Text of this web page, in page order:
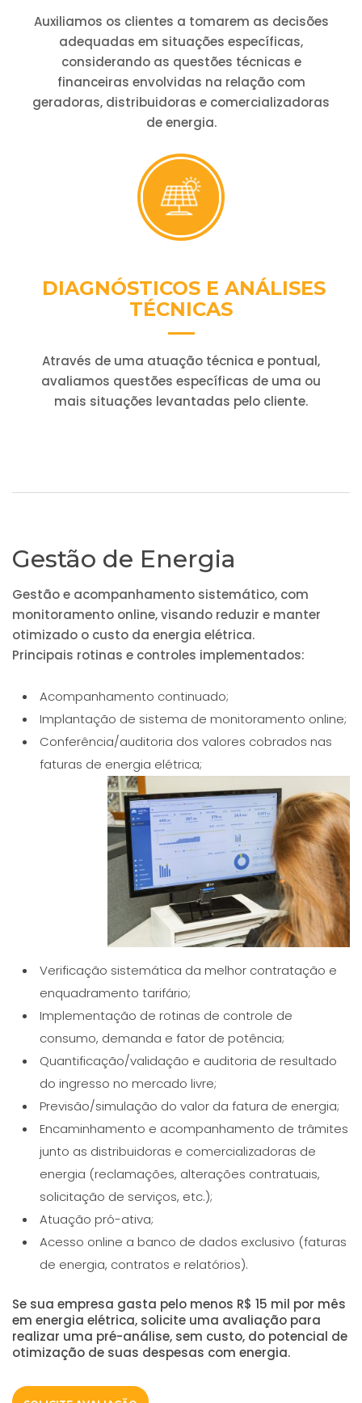
Auxiliamos os clientes a tomarem as decisões
adequadas em situações específicas,
considerando as questões técnicas e
financeiras envolvidas na relação com
geradoras, distribuidoras e comercializadoras
de energia.
DIAGNÓSTICOS E ANÁLISES
TÉCNICAS
Através de uma atuação técnica e pontual,
avaliamos questões específicas de uma ou
mais situações levantadas pelo cliente.
Gestão de Energia
Gestão e acompanhamento sistemático, com
monitoramento online, visando reduzir e manter
otimizado o custo da energia elétrica.
Principais rotinas e controles implementados:
Acompanhamento continuado;
Implantação de sistema de monitoramento online;
Conferência/auditoria dos valores cobrados nas
faturas de energia elétrica;
Verificação sistemática da melhor contratação e
enquadramento tarifário;
Implementação de rotinas de controle de
consumo, demanda e fator de potência;
Quantificação/validação e auditoria de resultado
do ingresso no mercado livre;
Previsão/simulação do valor da fatura de energia;
Encaminhamento e acompanhamento de trâmites
junto as distribuidoras e comercializadoras de
energia (reclamações, alterações contratuais,
solicitação de serviços, etc.);
Atuação pró-ativa;
Acesso online a banco de dados exclusivo (faturas
de energia, contratos e relatórios).
Se sua empresa gasta pelo menos R$ 15 mil por mês
em energia elétrica, solicite uma avaliação para
realizar uma pré-análise, sem custo, do potencial de
otimização de suas despesas com energia.